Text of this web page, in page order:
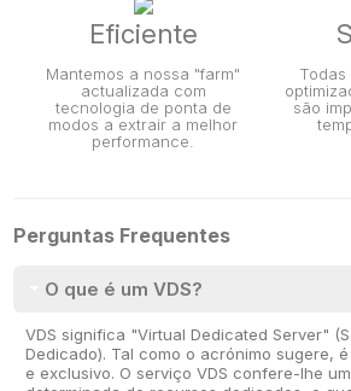
Eficiente
Mantemos a nossa "farm"
actualizada com
tecnologia de ponta de
modos a extrair a melhor
performance.
Todas
são
Perguntas Frequentes
O que é um VDS?
VDS significa "Virtual Dedicated Server"
Dedicado). Tal como o acrónimo sugere,
e exclusivo. O serviço VDS confere-lhe